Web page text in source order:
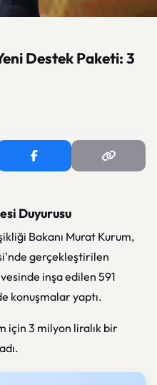
Destek Paketi: 3
Duyurusu
Bakanı Murat Kurum,
gerçekleştirilen
inşa edilen 591
konuşmalar yaptı.
için 3 milyon liralık bir